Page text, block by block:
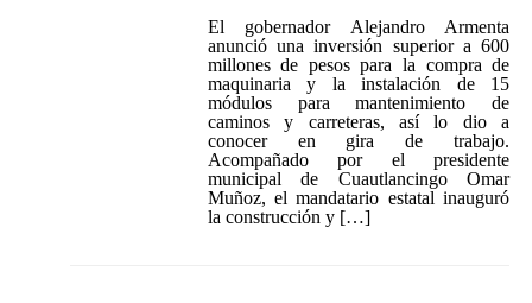
El gobernador Alejandro Armenta
anunció una inversión superior a 600
millones de pesos para la compra de
maquinaria y la instalación de 15
módulos para mantenimiento de
caminos y carreteras, así lo dio a
conocer en gira de trabajo.
Acompañado por el presidente
municipal de Cuautlancingo Omar
Muñoz, el mandatario estatal inauguró
la construcción y […]